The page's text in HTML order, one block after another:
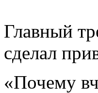
Главный
сделал
«Почему